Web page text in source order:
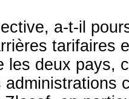
a-t-il
les deux pays,